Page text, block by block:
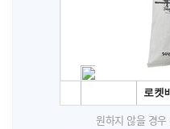
원하지 않을 경